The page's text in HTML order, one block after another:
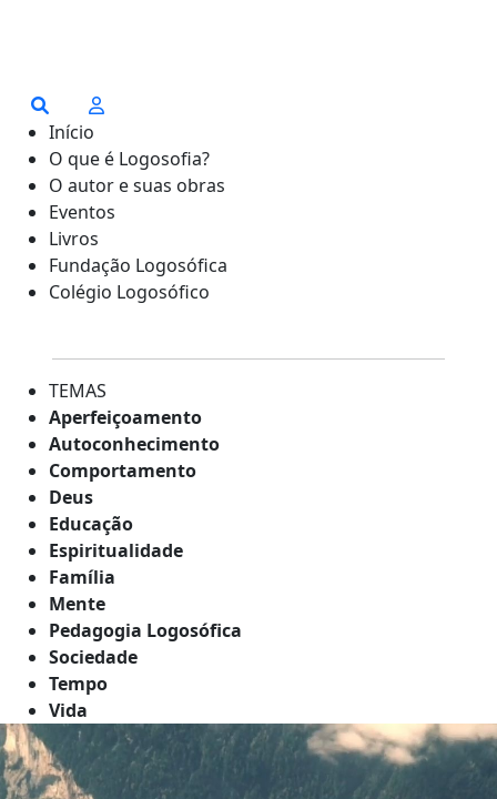
Início
O que é Logosofia?
O autor e suas obras
Eventos
Livros
Fundação Logosófica
Colégio Logosófico
TEMAS
Aperfeiçoamento
Autoconhecimento
Comportamento
Deus
Educação
Espiritualidade
Família
Mente
Pedagogia Logosófica
Sociedade
Tempo
Vida